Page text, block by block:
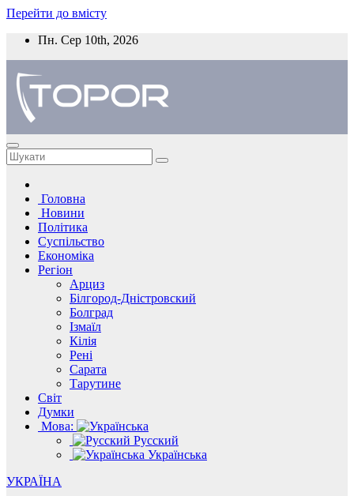
Перейти до вмісту
Пн. Сер 10th, 2026
Головна
Новини
Політика
Суспільство
Економіка
Регіон
Арциз
Білгород-Дністровский
Болград
Ізмаїл
Кілія
Рені
Сарата
Тарутине
Світ
Думки
Мова:
Русский
Українська
УКРАЇНА